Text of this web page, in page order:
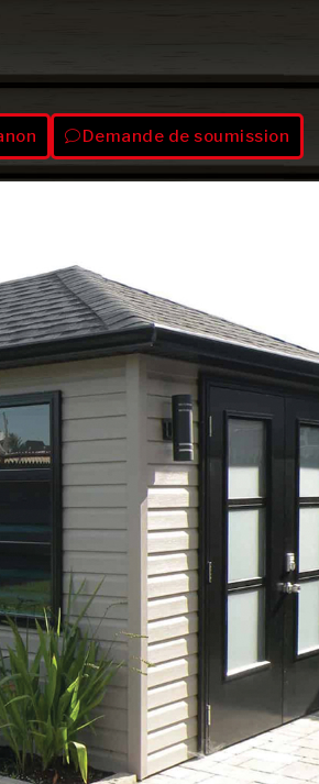
Demande de soumission